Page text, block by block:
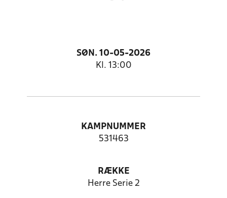
SØN. 10-05-2026
Kl. 13:00
KAMPNUMMER
531463
RÆKKE
Herre Serie 2